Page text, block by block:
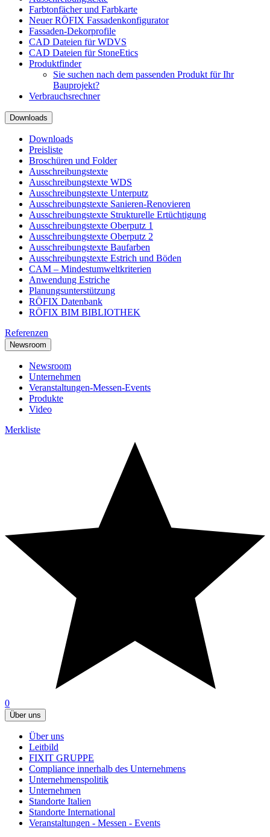
Farbtonfächer und Farbkarte
Neuer RÖFIX Fassadenkonfigurator
Fassaden-Dekorprofile
CAD Dateien für WDVS
CAD Dateien für StoneEtics
Produktfinder
Sie suchen nach dem passenden Produkt für Ihr
Bauprojekt?
Verbrauchsrechner
Downloads
Downloads
Preisliste
Broschüren und Folder
Ausschreibungstexte
Ausschreibungstexte WDS
Ausschreibungstexte Unterputz
Ausschreibungstexte Sanieren-Renovieren
Ausschreibungstexte Strukturelle Ertüchtigung
Ausschreibungstexte Oberputz 1
Ausschreibungstexte Oberputz 2
Ausschreibungstexte Baufarben
Ausschreibungstexte Estrich und Böden
CAM – Mindestumweltkriterien
Anwendung Estriche
Planungsunterstützung
RÖFIX Datenbank
RÖFIX BIM BIBLIOTHEK
Referenzen
Newsroom
Newsroom
Unternehmen
Veranstaltungen-Messen-Events
Produkte
Video
Merkliste
0
Über uns
Über uns
Leitbild
FIXIT GRUPPE
Compliance innerhalb des Unternehmens
Unternehmenspolitik
Unternehmen
Standorte Italien
Standorte International
Veranstaltungen - Messen - Events